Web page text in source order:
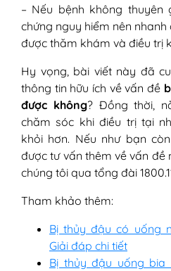
– Nếu bệnh không thuyên
chứng nguy hiểm nên
được thăm khám và điều trị
Hy vọng, bài viết này đã
thông tin hữu ích về vấn đề
được không? Đồng thời,
chăm sóc khi điều trị tại
khỏi hơn. Nếu như bạn
được tư vấn thêm về vấn đề
chúng tôi qua tổng đài
Tham khảo thêm:
Bị thủy đậu có uống
Giải đáp chi tiết
Bị thủy đậu uống bia